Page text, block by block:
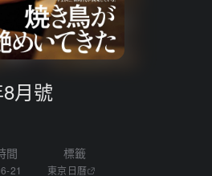
月號
間
21
標籤
東京日曆